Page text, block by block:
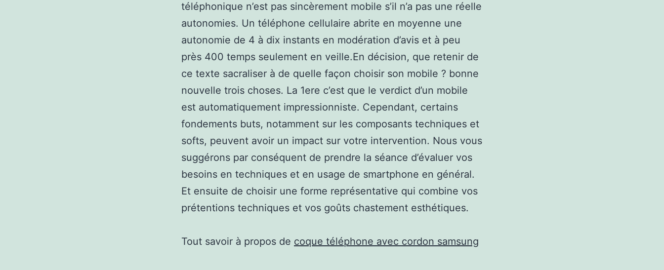
téléphonique n’est pas sincèrement mobile s’il n’a pas une réelle
autonomies. Un téléphone cellulaire abrite en moyenne une
autonomie de 4 à dix instants en modération d’avis et à peu
près 400 temps seulement en veille.En décision, que retenir de
ce texte sacraliser à de quelle façon choisir son mobile ? bonne
nouvelle trois choses. La 1ere c’est que le verdict d’un mobile
est automatiquement impressionniste. Cependant, certains
fondements buts, notamment sur les composants techniques et
softs, peuvent avoir un impact sur votre intervention. Nous vous
suggérons par conséquent de prendre la séance d’évaluer vos
besoins en techniques et en usage de smartphone en général.
Et ensuite de choisir une forme représentative qui combine vos
prétentions techniques et vos goûts chastement esthétiques.
Tout savoir à propos de coque téléphone avec cordon samsung